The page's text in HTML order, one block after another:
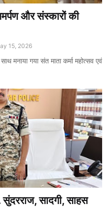
और संस्कारों की
15, 2026
मनाया गया संत माता कर्मा महोत्सव एवं
सादगी, साहस